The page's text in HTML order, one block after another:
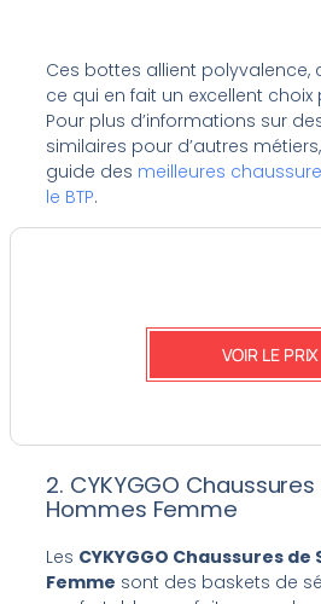
Ces bottes allient polyvalence,
ce qui en fait un excellent
Pour plus d’informations sur
similaires pour d’autres
guide des meilleures
le BTP.
VOIR LE PRIX
2. CYKYGGO
Hommes Femme
Les CYKYGGO Chaussures
Femme sont des baskets de